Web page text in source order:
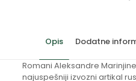
Opis Dodatne
Romani Aleksandre
najuspešniji izvozni artikal